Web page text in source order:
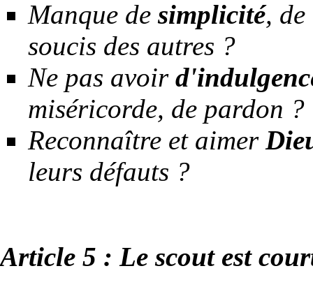
Manque de simplicité,
soucis des autres ?
Ne pas avoir
miséricorde, de pardon ?
Reconnaître et aimer
leurs défauts ?
Article 5 : Le scout est